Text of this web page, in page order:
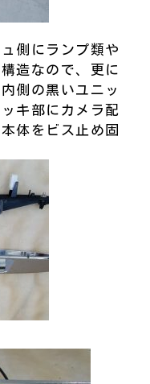
側にランプ類や
造なので、更に
側の黒いユニッ
キ部にカメラ配
体をビス止め固